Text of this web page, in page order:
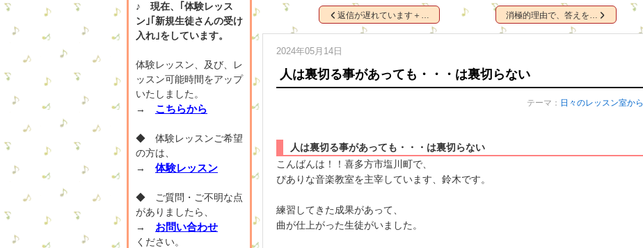
返信が遅れています＋… 消極的理由で、答えを…
人は裏切る事があっても・・・は裏切らない
2024年05月14日
テーマ： 日々のレッスン室から
人は裏切る事があっても・・・は裏切らない
こんばんは！！喜多方市塩川町で、
ぴありな音楽教室を主宰しています、鈴木です。
練習してきた成果があって、
曲が仕上がった生徒がいました。
♪ 現在、｢体験レッス
ン｣｢新規生徒さんの受け
入れ｣をしています。
体験レッスン、及び、レ
ッスン可能時間をアップ
いたしました。
→ こちらから
◆ 体験レッスンご希望
の方は、
→ 体験レッスン
◆ ご質問・ご不明な点
がありましたら、
→ お問い合わせ
ください。